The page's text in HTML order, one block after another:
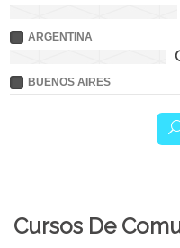
ARGENTINA
BUENOS AIRES
Cursos De